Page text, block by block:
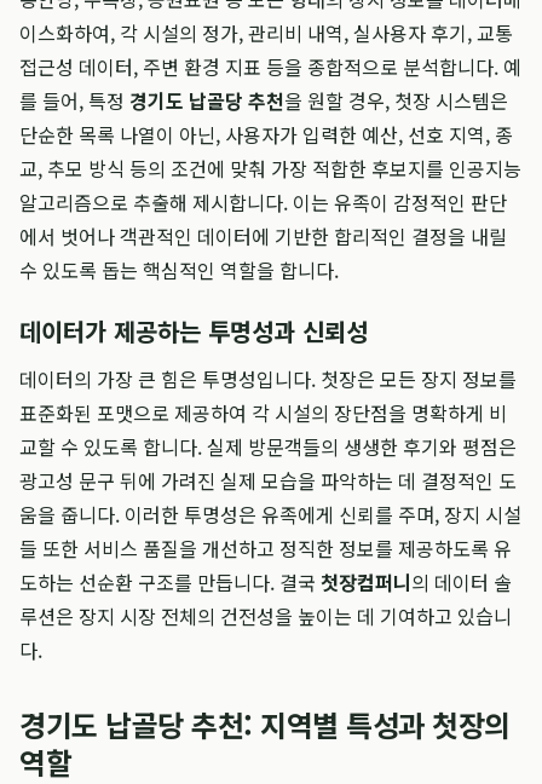
이스화하여, 각 시설의 정가, 관리비 내역, 실사용자 후기, 교통
접근성 데이터, 주변 환경 지표 등을 종합적으로 분석합니다. 예
를 들어, 특정 경기도 납골당 추천을 원할 경우, 첫장 시스템은
단순한 목록 나열이 아닌, 사용자가 입력한 예산, 선호 지역, 종
교, 추모 방식 등의 조건에 맞춰 가장 적합한 후보지를 인공지능
알고리즘으로 추출해 제시합니다. 이는 유족이 감정적인 판단
에서 벗어나 객관적인 데이터에 기반한 합리적인 결정을 내릴
수 있도록 돕는 핵심적인 역할을 합니다.
데이터가 제공하는 투명성과 신뢰성
데이터의 가장 큰 힘은 투명성입니다. 첫장은 모든 장지 정보를
표준화된 포맷으로 제공하여 각 시설의 장단점을 명확하게 비
교할 수 있도록 합니다. 실제 방문객들의 생생한 후기와 평점은
광고성 문구 뒤에 가려진 실제 모습을 파악하는 데 결정적인 도
움을 줍니다. 이러한 투명성은 유족에게 신뢰를 주며, 장지 시설
들 또한 서비스 품질을 개선하고 정직한 정보를 제공하도록 유
도하는 선순환 구조를 만듭니다. 결국 첫장컴퍼니의 데이터 솔
루션은 장지 시장 전체의 건전성을 높이는 데 기여하고 있습니
다.
경기도 납골당 추천: 지역별 특성과 첫장의
역할